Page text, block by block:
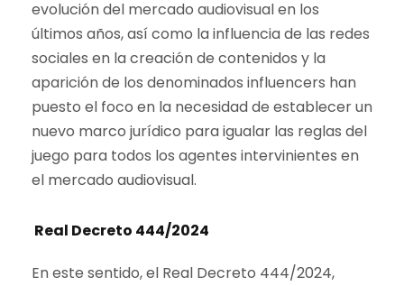
evolución del mercado audiovisual en los
últimos años, así como la influencia de las redes
sociales en la creación de contenidos y la
aparición de los denominados influencers han
puesto el foco en la necesidad de establecer un
nuevo marco jurídico para igualar las reglas del
juego para todos los agentes intervinientes en
el mercado audiovisual.
Real Decreto 444/2024
En este sentido, el Real Decreto 444/2024,